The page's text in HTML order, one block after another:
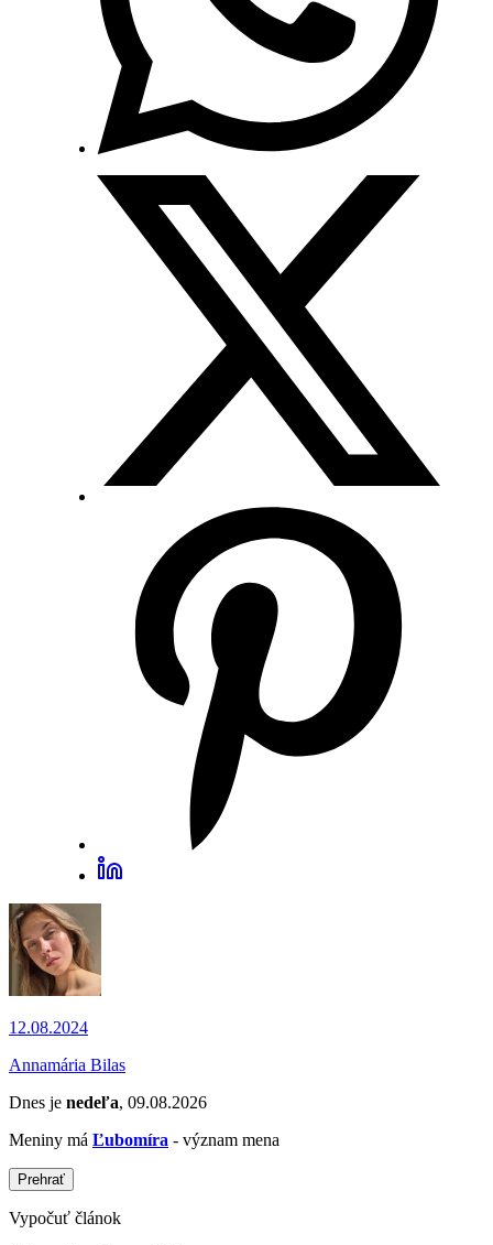
12.08.2024
Annamária Bilas
Dnes je nedeľa, 09.08.2026
Meniny má Ľubomíra - význam mena
Prehrať
Vypočuť článok